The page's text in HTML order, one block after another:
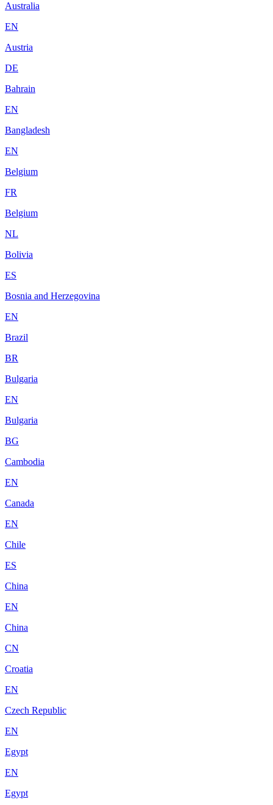
Australia
EN
Austria
DE
Bahrain
EN
Bangladesh
EN
Belgium
FR
Belgium
NL
Bolivia
ES
Bosnia and Herzegovina
EN
Brazil
BR
Bulgaria
EN
Bulgaria
BG
Cambodia
EN
Canada
EN
Chile
ES
China
EN
China
CN
Croatia
EN
Czech Republic
EN
Egypt
EN
Egypt